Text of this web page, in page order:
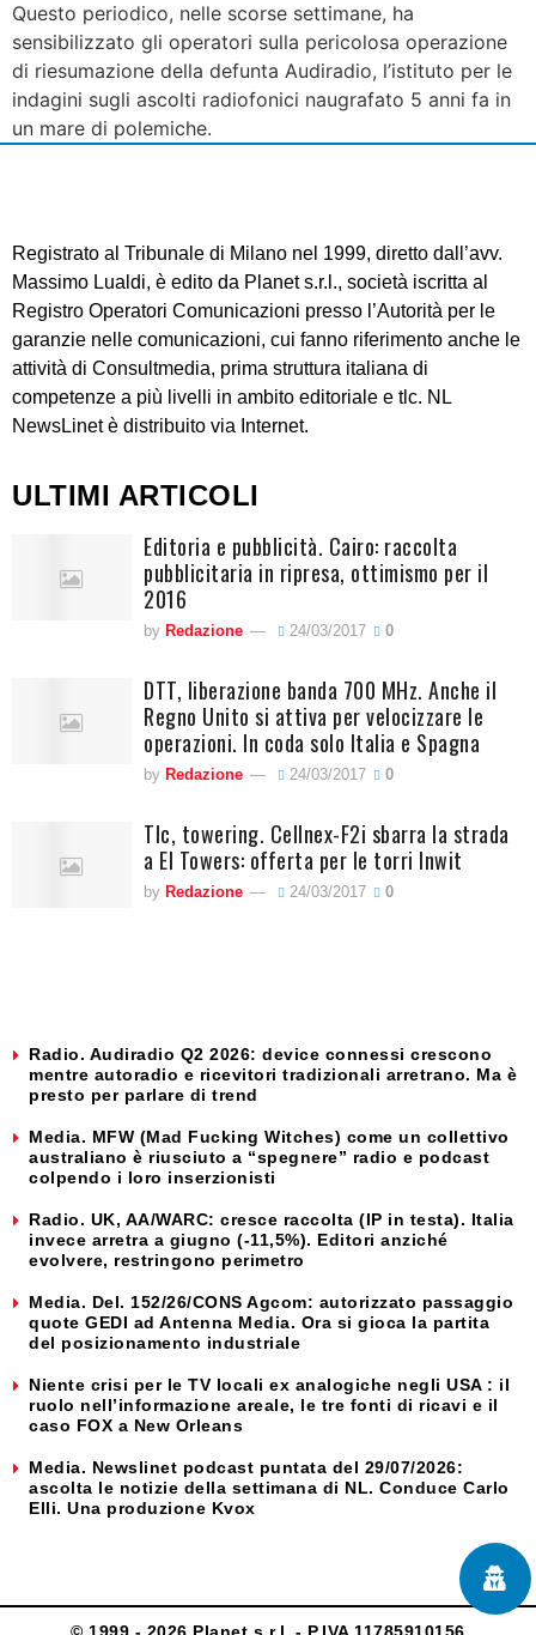
Questo periodico, nelle scorse settimane, ha
sensibilizzato gli operatori sulla pericolosa operazione
di riesumazione della defunta Audiradio, l’istituto per le
indagini sugli ascolti radiofonici naugrafato 5 anni fa in
un mare di polemiche.
Registrato al Tribunale di Milano nel 1999, diretto dall’avv.
Massimo Lualdi, è edito da Planet s.r.l., società iscritta al
Registro Operatori Comunicazioni presso l’Autorità per le
garanzie nelle comunicazioni, cui fanno riferimento anche le
attività di Consultmedia, prima struttura italiana di
competenze a più livelli in ambito editoriale e tlc. NL
NewsLinet è distribuito via Internet.
ULTIMI ARTICOLI
Editoria e pubblicità. Cairo: raccolta
pubblicitaria in ripresa, ottimismo per il
2016
by Redazione 24/03/2017 0
DTT, liberazione banda 700 MHz. Anche il
Regno Unito si attiva per velocizzare le
operazioni. In coda solo Italia e Spagna
by Redazione 24/03/2017 0
Tlc, towering. Cellnex-F2i sbarra la strada
a EI Towers: offerta per le torri Inwit
by Redazione 24/03/2017 0
Radio. Audiradio Q2 2026: device connessi crescono
mentre autoradio e ricevitori tradizionali arretrano. Ma è
presto per parlare di trend
Media. MFW (Mad Fucking Witches) come un collettivo
australiano è riusciuto a “spegnere” radio e podcast
colpendo i loro inserzionisti
Radio. UK, AA/WARC: cresce raccolta (IP in testa). Italia
invece arretra a giugno (-11,5%). Editori anziché
evolvere, restringono perimetro
Media. Del. 152/26/CONS Agcom: autorizzato passaggio
quote GEDI ad Antenna Media. Ora si gioca la partita
del posizionamento industriale
Niente crisi per le TV locali ex analogiche negli USA : il
ruolo nell’informazione areale, le tre fonti di ricavi e il
caso FOX a New Orleans
Media. Newslinet podcast puntata del 29/07/2026:
ascolta le notizie della settimana di NL. Conduce Carlo
Elli. Una produzione Kvox
© 1999 - 2026 Planet s.r.l. - P.IVA 11785910156